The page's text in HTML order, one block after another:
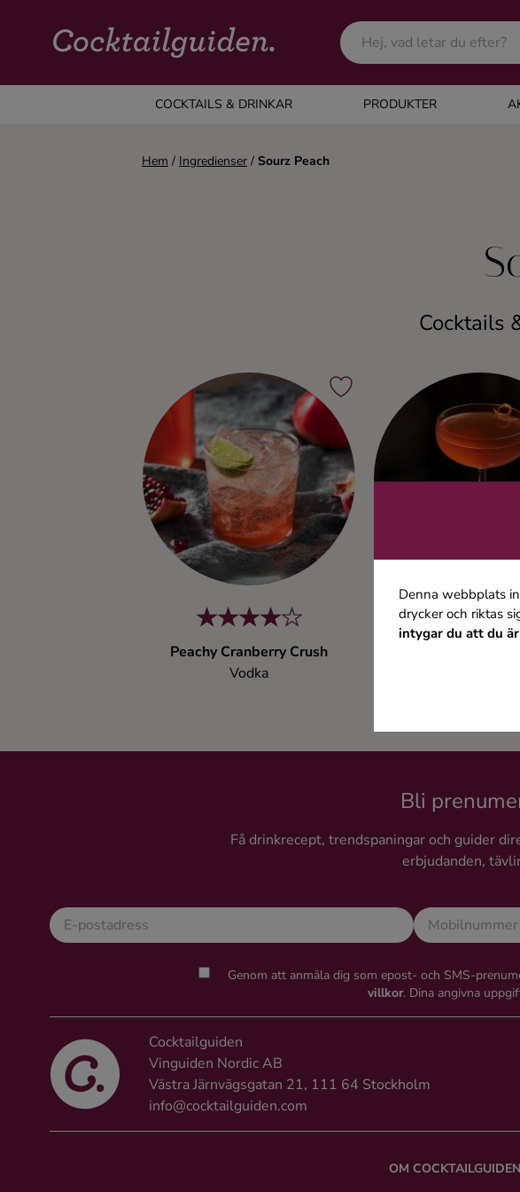
COCKTAILS & DRINKAR PRODUKTER
COCKTAILS & DRINKAR
Alla cocktails & drinkar
Denna webbplats
drycker och riktas
intygar du att du
Hem / Ingredienser / Sourz Peach
Cocktails
Peachy Cranberry Crush
Vodka
Bli
Få drinkrecept, trendspaningar och guider
erbjudanden,
Genom att anmäla dig som epost- och SMS-
villkor. Dina angivna
Cocktailguiden
Vinguiden Nordic AB
Västra Järnvägsgatan 21, 111 64 Stockholm
info@cocktailguiden.com
OM COCKTAILGUIDEN